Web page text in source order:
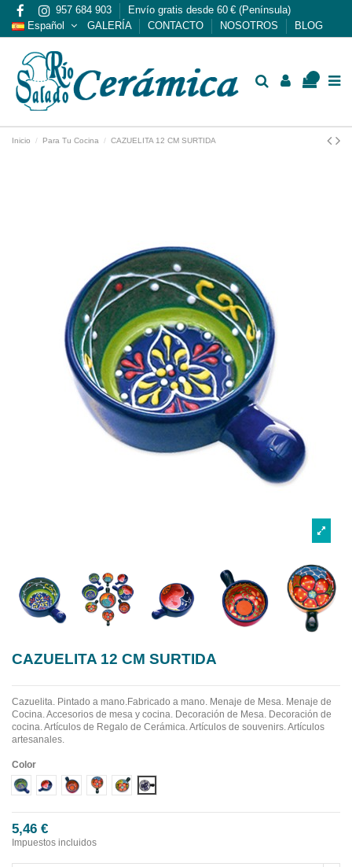
957 684 903
Envío gratis desde 60 € (Península)
Español
GALERÍA CONTACTO NOSOTROS BLOG
Inicio Para Tu Cocina CAZUELITA 12 CM SURTIDA
CAZUELITA 12 CM SURTIDA
Cazuelita. Pintado a mano.Fabricado a mano. Menaje de Mesa. Menaje de
Cocina. Accesorios de mesa y cocina. Decoración de Mesa. Decoración de
cocina. Artículos de Regalo de Cerámica. Artículos de souvenirs. Artículos
artesanales.
Color
Diseño 1Diseño 2Diseño 3Diseño 4Diseño 5Diseño 6
5,46 €
Impuestos incluidos